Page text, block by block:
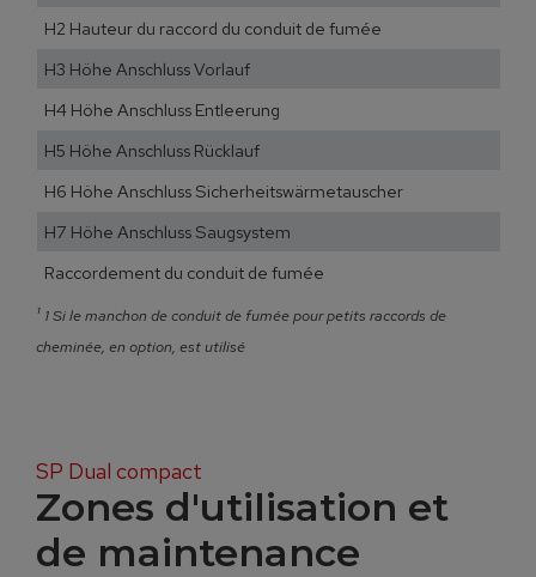
H2 Hauteur du raccord du conduit de fumée
H3 Höhe Anschluss Vorlauf
H4 Höhe Anschluss Entleerung
H5 Höhe Anschluss Rücklauf
H6 Höhe Anschluss Sicherheitswärmetauscher
H7 Höhe Anschluss Saugsystem
Raccordement du conduit de fumée
¹ 1 Si le manchon de conduit de fumée pour petits raccords de
cheminée, en option, est utilisé
SP Dual compact
Zones d'utilisation et
de maintenance